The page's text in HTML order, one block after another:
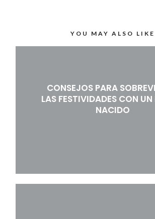
YOU MAY ALSO LIKE
CONSEJOS PARA
LAS FESTIVIDADES CON UN
NACIDO